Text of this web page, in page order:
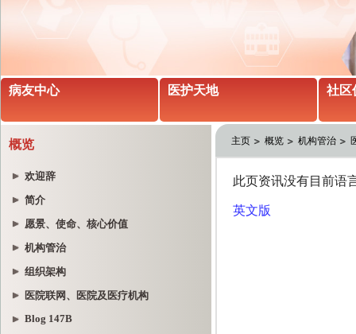
病友中心 医护天地 社区
概览
欢迎辞
简介
愿景、使命、核心价值
机构管治
组织架构
医院联网、医院及医疗机构
Blog 147B
主页 概览 机构管治